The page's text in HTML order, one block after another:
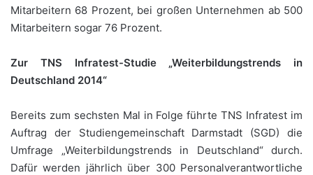
Mitarbeitern 68 Prozent, bei großen Unternehmen ab 500
Mitarbeitern sogar 76 Prozent.
Zur TNS Infratest-Studie „Weiterbildungstrends in
Deutschland 2014“
Bereits zum sechsten Mal in Folge führte TNS Infratest im
Auftrag der Studiengemeinschaft Darmstadt (SGD) die
Umfrage „Weiterbildungstrends in Deutschland“ durch.
Dafür werden jährlich über 300 Personalverantwortliche